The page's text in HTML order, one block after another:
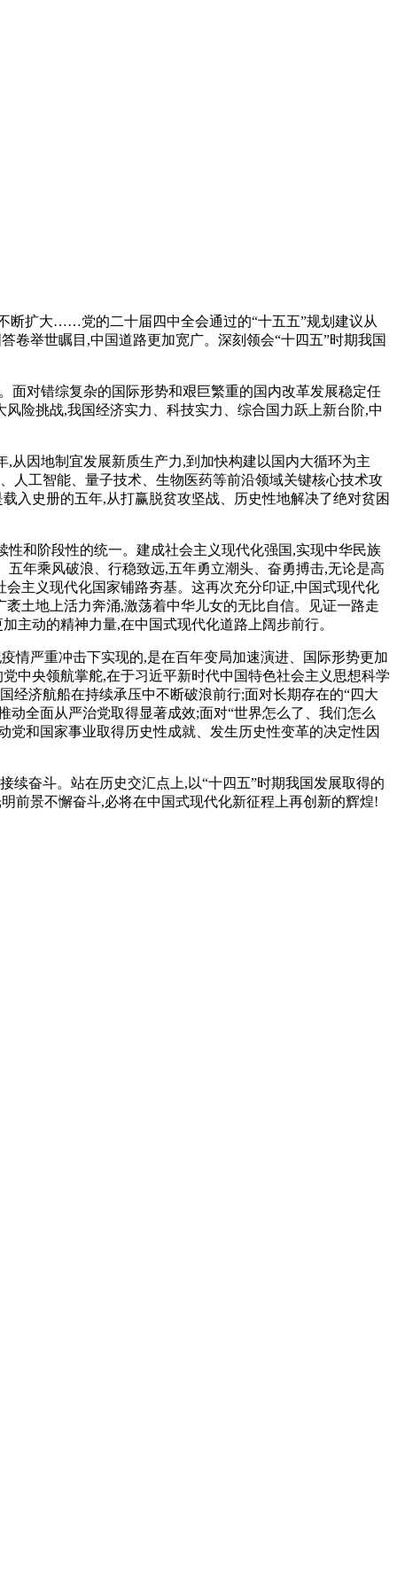
断扩大……党的二十届四中全会通过的“十五五”规划建议从
卷举世瞩目,中国道路更加宽广。深刻领会“十四五”时期我国
面对错综复杂的国际形势和艰巨繁重的国内改革发展稳定任
险挑战,我国经济实力、科技实力、综合国力跃上新台阶,中
从因地制宜发展新质生产力,到加快构建以国内大循环为主
人工智能、量子技术、生物医药等前沿领域关键核心技术攻
入史册的五年,从打赢脱贫攻坚战、历史性地解决了绝对贫困
和阶段性的统一。建成社会主义现代化强国,实现中华民族
年乘风破浪、行稳致远,五年勇立潮头、奋勇搏击,无论是高
主义现代化国家铺路夯基。这再次充分印证,中国式现代化
土地上活力奔涌,激荡着中华儿女的无比自信。见证一路走
主动的精神力量,在中国式现代化道路上阔步前行。
情严重冲击下实现的,是在百年变局加速演进、国际形势更加
中央领航掌舵,在于习近平新时代中国特色社会主义思想科学
经济航船在持续承压中不断破浪前行;面对长期存在的“四大
全面从严治党取得显著成效;面对“世界怎么了、我们怎么
党和国家事业取得历史性成就、发生历史性变革的决定性因
奋斗。站在历史交汇点上,以“十四五”时期我国发展取得的
前景不懈奋斗,必将在中国式现代化新征程上再创新的辉煌!